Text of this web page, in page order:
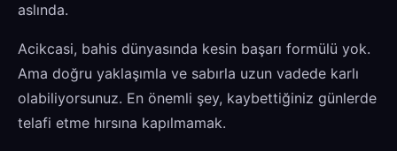
aslında.
Acikcasi, bahis dünyasında kesin başarı formülü yok.
Ama doğru yaklaşımla ve sabırla uzun vadede karlı
olabiliyorsunuz. En önemli şey, kaybettiğiniz günlerde
telafi etme hırsına kapılmamak.